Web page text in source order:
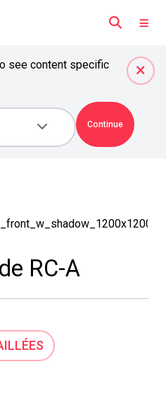
see content specific
Continue
RC-A